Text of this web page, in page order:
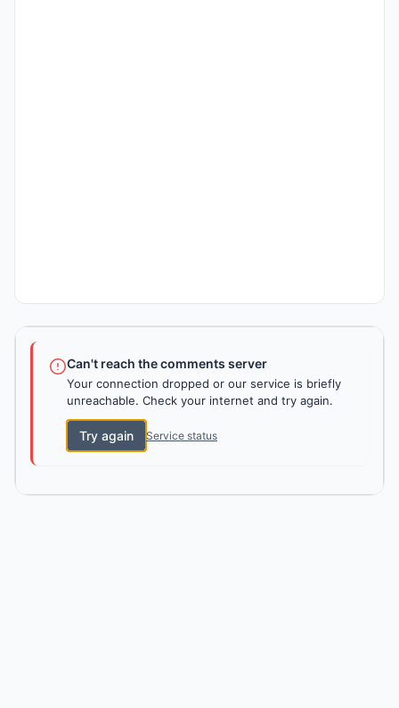
Can't reach the comments server
Your connection dropped or our service is briefly
unreachable. Check your internet and try again.
Try again Service status